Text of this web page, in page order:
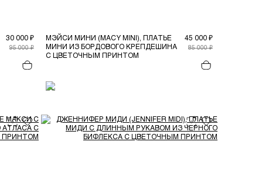
30 000 ₽
95 000 ₽
МЭЙСИ МИНИ (MACY MINI), ПЛАТЬЕ
МИНИ ИЗ БОРДОВОГО КРЕПДЕШИНА
С ЦВЕТОЧНЫМ ПРИНТОМ
45 000 ₽
85 000 ₽